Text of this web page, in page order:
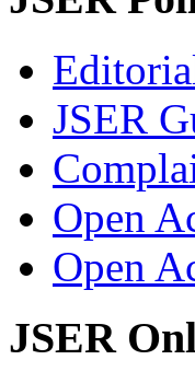
JSER
Open
Open
JSER